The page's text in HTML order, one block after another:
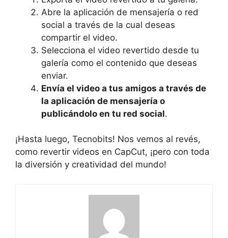
Abre la aplicación de mensajería o red
social a través de la cual deseas
compartir el video.
Selecciona el video revertido desde tu
galería como el contenido que deseas
enviar.
Envía el video a tus amigos a través de
la aplicación de mensajería o
publicándolo en tu red social.
¡Hasta luego, Tecnobits! Nos vemos al revés,
como revertir videos en CapCut, ¡pero con toda
la diversión y creatividad del mundo!